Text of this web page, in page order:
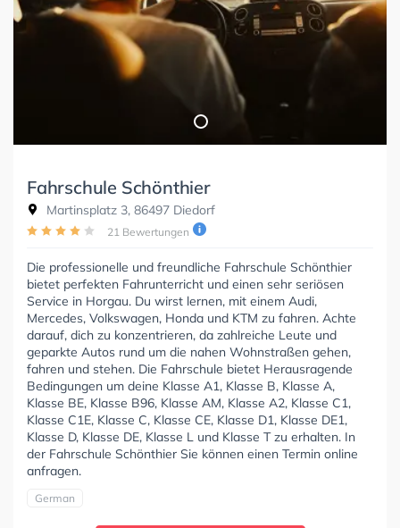
Fahrschule Schönthier
Martinsplatz 3, 86497 Diedorf
21 Bewertungen
Die professionelle und freundliche Fahrschule Schönthier
bietet perfekten Fahrunterricht und einen sehr seriösen
Service in Horgau. Du wirst lernen, mit einem Audi,
Mercedes, Volkswagen, Honda und KTM zu fahren. Achte
darauf, dich zu konzentrieren, da zahlreiche Leute und
geparkte Autos rund um die nahen Wohnstraßen gehen,
fahren und stehen. Die Fahrschule bietet Herausragende
Bedingungen um deine Klasse A1, Klasse B, Klasse A,
Klasse BE, Klasse B96, Klasse AM, Klasse A2, Klasse C1,
Klasse C1E, Klasse C, Klasse CE, Klasse D1, Klasse DE1,
Klasse D, Klasse DE, Klasse L und Klasse T zu erhalten. In
der Fahrschule Schönthier Sie können einen Termin online
anfragen.
German